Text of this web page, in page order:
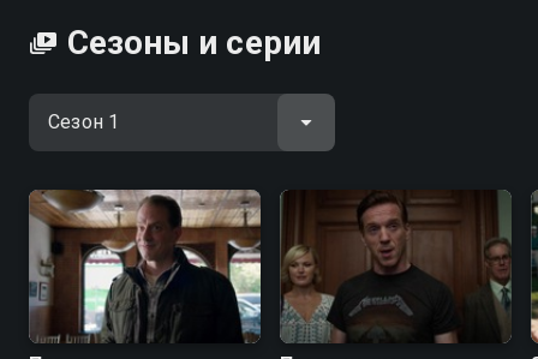
Сезоны и серии